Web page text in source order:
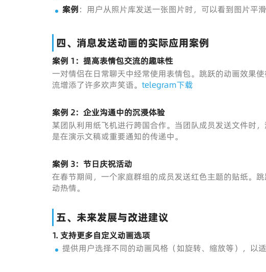
案例：用户从照片库发送一张图片时，可以看到图片平
四、消息发送动画的实际应用案例
案例 1：提高表情包交流的趣味性
一对情侣在日常聊天中经常使用表情包。跳跃的动画效果
流增添了许多欢声笑语。 telegram下载
案例 2：企业沟通中的沉浸体验
某团队利用纸飞机进行跨国合作。当团队成员发送文件时
是在演示文稿或重要通知的传递中。
案例 3：节日庆祝活动
在春节期间，一个家庭群组的成员发送红色主题的贴纸。
动热情。
五、未来发展与改进建议
1. 支持更多自定义动画选项
提供用户选择不同的动画风格（如旋转、缩放等），以适